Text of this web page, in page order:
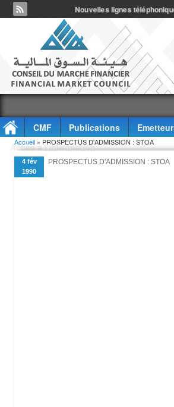
Nouvelles lignes
CMF Publications
Accès à l'information
Vous êtes ici
Accueil » PROSPECTUS D'ADMISSION : STOA
4 fév
1990
PROSPECTUS D'ADMISSION : STOA